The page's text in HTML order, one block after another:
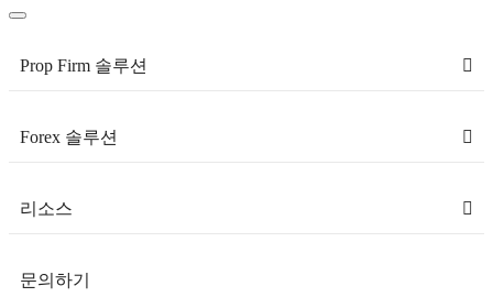
Prop Firm 솔루션
Forex 솔루션
리소스
문의하기